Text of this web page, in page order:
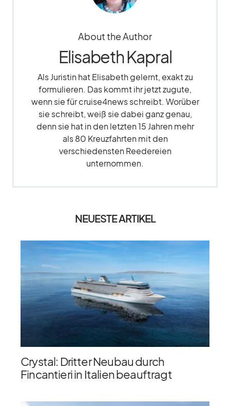
About the Author
Elisabeth Kapral
Als Juristin hat Elisabeth gelernt, exakt zu
formulieren. Das kommt ihr jetzt zugute,
wenn sie für cruise4news schreibt. Worüber
sie schreibt, weiß sie dabei ganz genau,
denn sie hat in den letzten 15 Jahren mehr
als 80 Kreuzfahrten mit den
verschiedensten Reedereien
unternommen.
NEUESTE ARTIKEL
Crystal: Dritter Neubau durch
Fincantieri in Italien beauftragt